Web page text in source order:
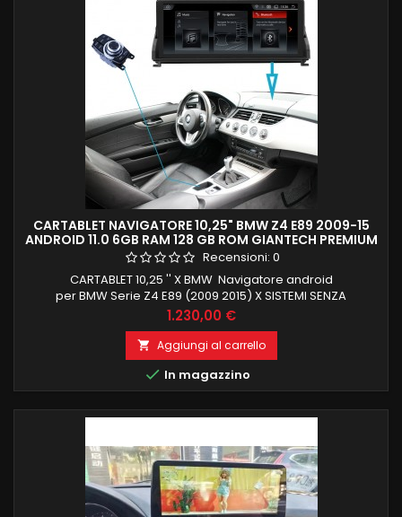
CARTABLET NAVIGATORE 10,25" BMW Z4 E89 2009-15
ANDROID 11.0 6GB RAM 128 GB ROM GIANTECH PREMIUM
Recensioni: 0
CARTABLET 10,25 '' X BMW Navigatore android
per BMW Serie Z4 E89 (2009 2015) X SISTEMI SENZA
NAVIGATORE ORIGINALE MA CON INGRESSO AUX IN , CARPLAY E
ANDROID AUTO INTEGRATI JOYSTICK IDRIVE GIA FORNITO IN
CONFEZIONE ANDROID 11 OCTACORE QUALCOMM
SNAPDRAGON (TOP DI GAMMA) 6 GB RAM 128 GB ROM
INGRESSO SIM PER NAVIGAZIONE INTERNET 4G
Prezzo
1.230,00 €
 Aggiungi al carrello
 In magazzino